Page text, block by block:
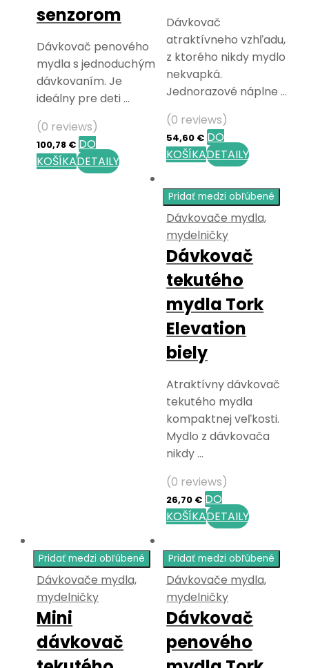
senzorom
Dávkovač penového
mydla s jednoduchým
dávkovaním. Je
ideálny pre deti …
(0 reviews)
100,78 € DO
KOŠÍKADETAILY
Dávkovač
atraktívneho vzhľadu,
z ktorého nikdy mydlo
nekvapká.
Jednorazové náplne …
(0 reviews)
54,60 € DO
KOŠÍKADETAILY
Pridať medzi obľúbené
Dávkovače mydla,
mydelničky
Dávkovač
tekutého
mydla Tork
Elevation
biely
Atraktívny dávkovač
tekutého mydla
kompaktnej veľkosti.
Mydlo z dávkovača
nikdy …
(0 reviews)
26,70 € DO
KOŠÍKADETAILY
Pridať medzi obľúbené
Dávkovače mydla,
mydelničky
Mini
dávkovač
Pridať medzi obľúbené
Dávkovače mydla,
mydelničky
Dávkovač
penového